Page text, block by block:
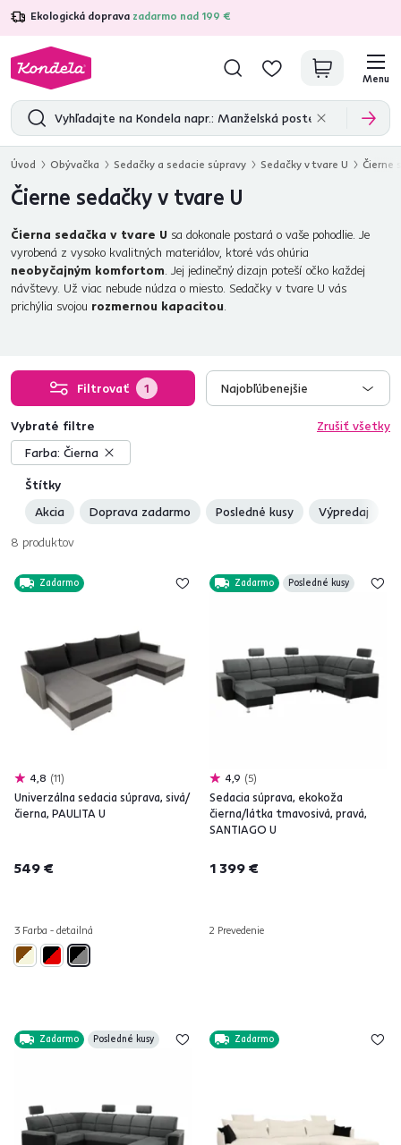
Ekologická doprava zadarmo nad 199 €
4,7 31 375overených produktových recenzií
Menu
Úvod Obývačka Sedačky a sedacie súpravy Sedačky v tvare U Čierne
Čierne sedačky v tvare U
Čierna sedačka v tvare U sa dokonale postará o vaše pohodlie. Je
vyrobená z vysoko kvalitných materiálov, ktoré vás ohúria
neobyčajným komfortom. Jej jedinečný dizajn poteší očko každej
návštevy. Už viac nebude núdza o miesto. Sedačky v tvare U vás
prichýlia svojou rozmernou kapacitou.
Filtrovať 1 Najobľúbenejšie
Štítky
Akcia
Doprava zadarmo Posledné kusy Výpredaj
Vybraté filtre
Zrušiť všetky
Farba: Čierna
8 produktov
Zadarmo
4,8 11
Univerzálna sedacia súprava, sivá/
čierna, PAULITA U
549 €
3 Farba - detailná
Zadarmo Posledné kusy
4,9 5
Sedacia súprava, ekokoža
čierna/látka tmavosivá, pravá,
SANTIAGO U
1 399 €
2 Prevedenie
Zadarmo Posledné kusy Zadarmo